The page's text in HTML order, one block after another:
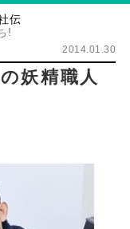
伝
!
2014.01.30
妖精職人